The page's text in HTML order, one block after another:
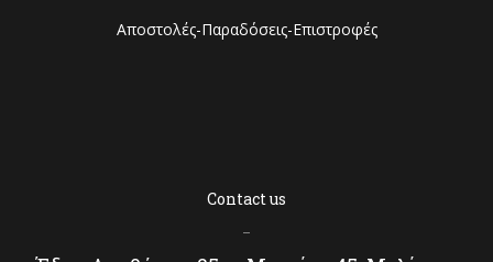
Αποστολές-Παραδόσεις-Επιστροφές
Contact us
–